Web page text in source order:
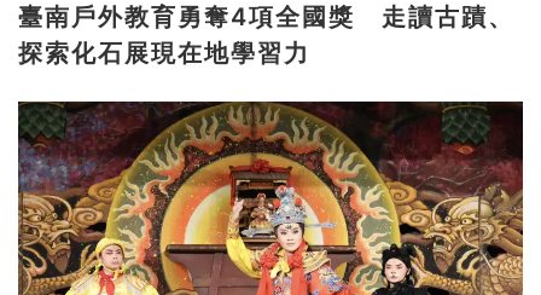
臺南戶外教育勇奪4項全國獎 走讀古蹟、
探索化石展現在地學習力